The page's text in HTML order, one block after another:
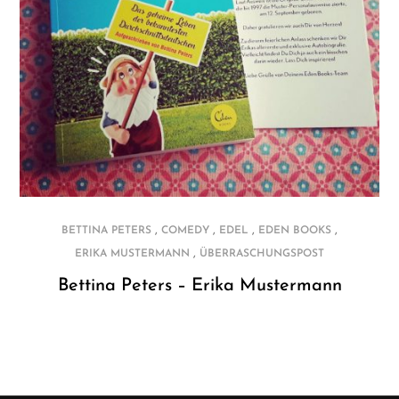
BETTINA PETERS , COMEDY , EDEL , EDEN BOOKS ,
ERIKA MUSTERMANN , ÜBERRASCHUNGSPOST
Bettina Peters – Erika Mustermann